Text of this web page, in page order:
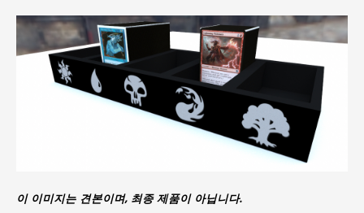
이 이미지는 견본이며, 최종 제품이 아닙니다.